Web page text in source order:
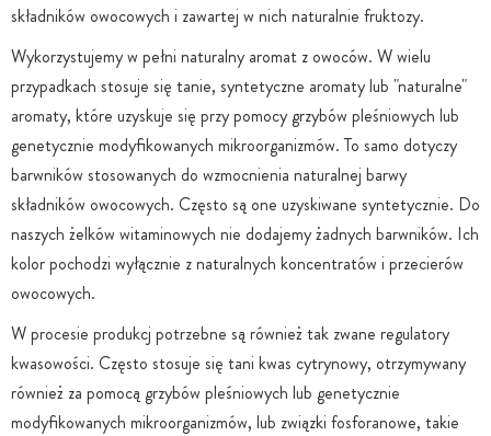
składników owocowych i zawartej w nich naturalnie fruktozy.
Wykorzystujemy w pełni naturalny aromat z owoców. W wielu
przypadkach stosuje się tanie, syntetyczne aromaty lub "naturalne"
aromaty, które uzyskuje się przy pomocy grzybów pleśniowych lub
genetycznie modyfikowanych mikroorganizmów. To samo dotyczy
barwników stosowanych do wzmocnienia naturalnej barwy
składników owocowych. Często są one uzyskiwane syntetycznie. Do
naszych żelków witaminowych nie dodajemy żadnych barwników. Ich
kolor pochodzi wyłącznie z naturalnych koncentratów i przecierów
owocowych.
W procesie produkcj potrzebne są również tak zwane regulatory
kwasowości. Często stosuje się tani kwas cytrynowy, otrzymywany
również za pomocą grzybów pleśniowych lub genetycznie
modyfikowanych mikroorganizmów, lub związki fosforanowe, takie